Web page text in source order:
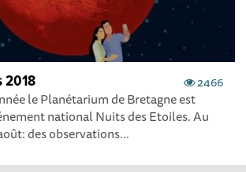
2466
2018
le Planétarium de Bretagne est
national Nuits des Etoiles. Au
des observations...